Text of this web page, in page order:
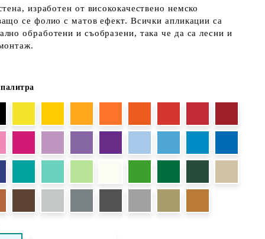
изработен от висококачествено немско
се фолио с матов ефект. Всички апликации са
обработени и съобразени, така че да са лесни и